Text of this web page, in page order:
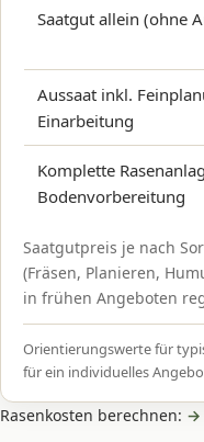
Saatgut allein (ohne
Aussaat inkl.
Einarbeitung
Komplette
Bodenvorbereitung
Saatgutpreis je nach
(Fräsen, Planieren,
in frühen Angeboten
Orientierungswerte für
für ein individuelles
Rasenkosten berechnen: →